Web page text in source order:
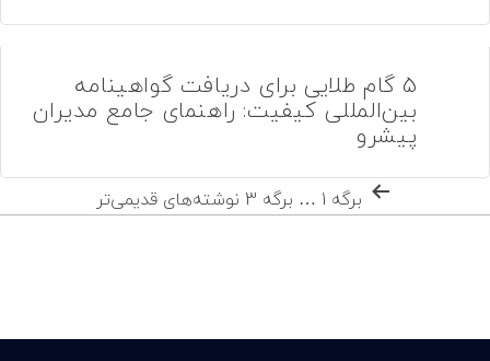
5 گام طلایی برای دریافت گواهینامه‌
بین‌المللی کیفیت: راهنمای جامع مدیران
پیشرو
برگه 1 … برگه 3 نوشته‌های قدیمی‌تر